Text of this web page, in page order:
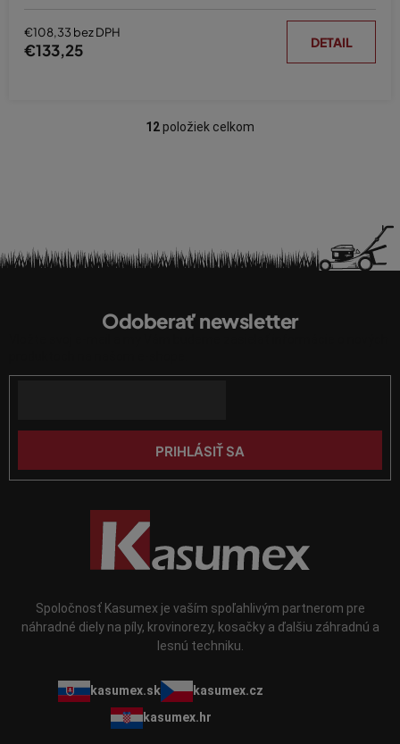
€108,33 bez DPH
€133,25 DETAIL
O
c
i
p
r
k
ý
p
i
12položiek celkom
t
Spoločnosť Kasumex je vaším spoľahlivým partnerom pre
náhradné diely na píly, krovinorezy, kosačky a ďalšiu záhradnú a
lesnú techniku.
kasumex.sk
kasumex.cz
kasumex.hr
Odoberať newsletter
PRIHLÁSIŤ SA